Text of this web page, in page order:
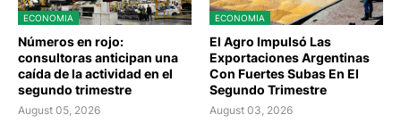
ECONOMIA
Números en rojo:
consultoras anticipan una
caída de la actividad en el
segundo trimestre
August 05, 2026
ECONOMIA
El Agro Impulsó Las
Exportaciones Argentinas
Con Fuertes Subas En El
Segundo Trimestre
August 03, 2026